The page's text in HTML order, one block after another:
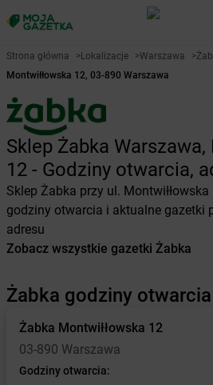
Strona główna >Lokalizacje >Warszawa >
Montwiłłowska 12, 03-890 Warszawa
Sklep Żabka Warszawa,
12 - Godziny otwarcia,
Sklep Żabka przy ul.
godziny otwarcia i aktualne gazetki
adresu
Zobacz wszystkie gazetki Żabka
Żabka godziny otwarcia
Żabka Montwiłłowska 12
03-890 Warszawa
Godziny otwarcia: